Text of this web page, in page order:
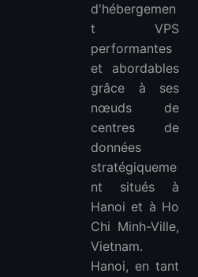
d'hébergemen
t VPS
performantes
et abordables
grâce à ses
nœuds de
centres de
données
stratégiqueme
nt situés à
Hanoi et à Ho
Chi Minh-Ville,
Vietnam.
Hanoi, en tant